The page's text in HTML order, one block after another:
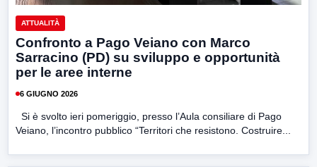
ATTUALITÀ
Confronto a Pago Veiano con Marco
Sarracino (PD) su sviluppo e opportunità
per le aree interne
6 GIUGNO 2026
Si è svolto ieri pomeriggio, presso l’Aula consiliare di Pago
Veiano, l’incontro pubblico “Territori che resistono. Costruire...